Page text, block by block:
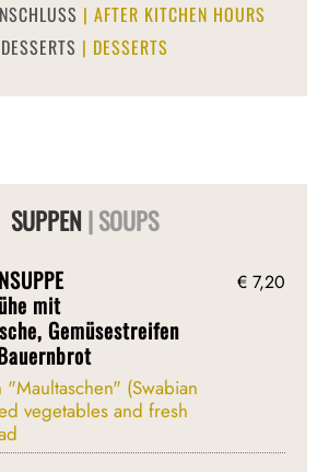
| AFTER KITCHEN HOURS
DESSERTS | DESSERTS
SUPPEN | SOUPS
mit
Gemüsestreifen
(Swabian
vegetables and fresh
€ 7,20